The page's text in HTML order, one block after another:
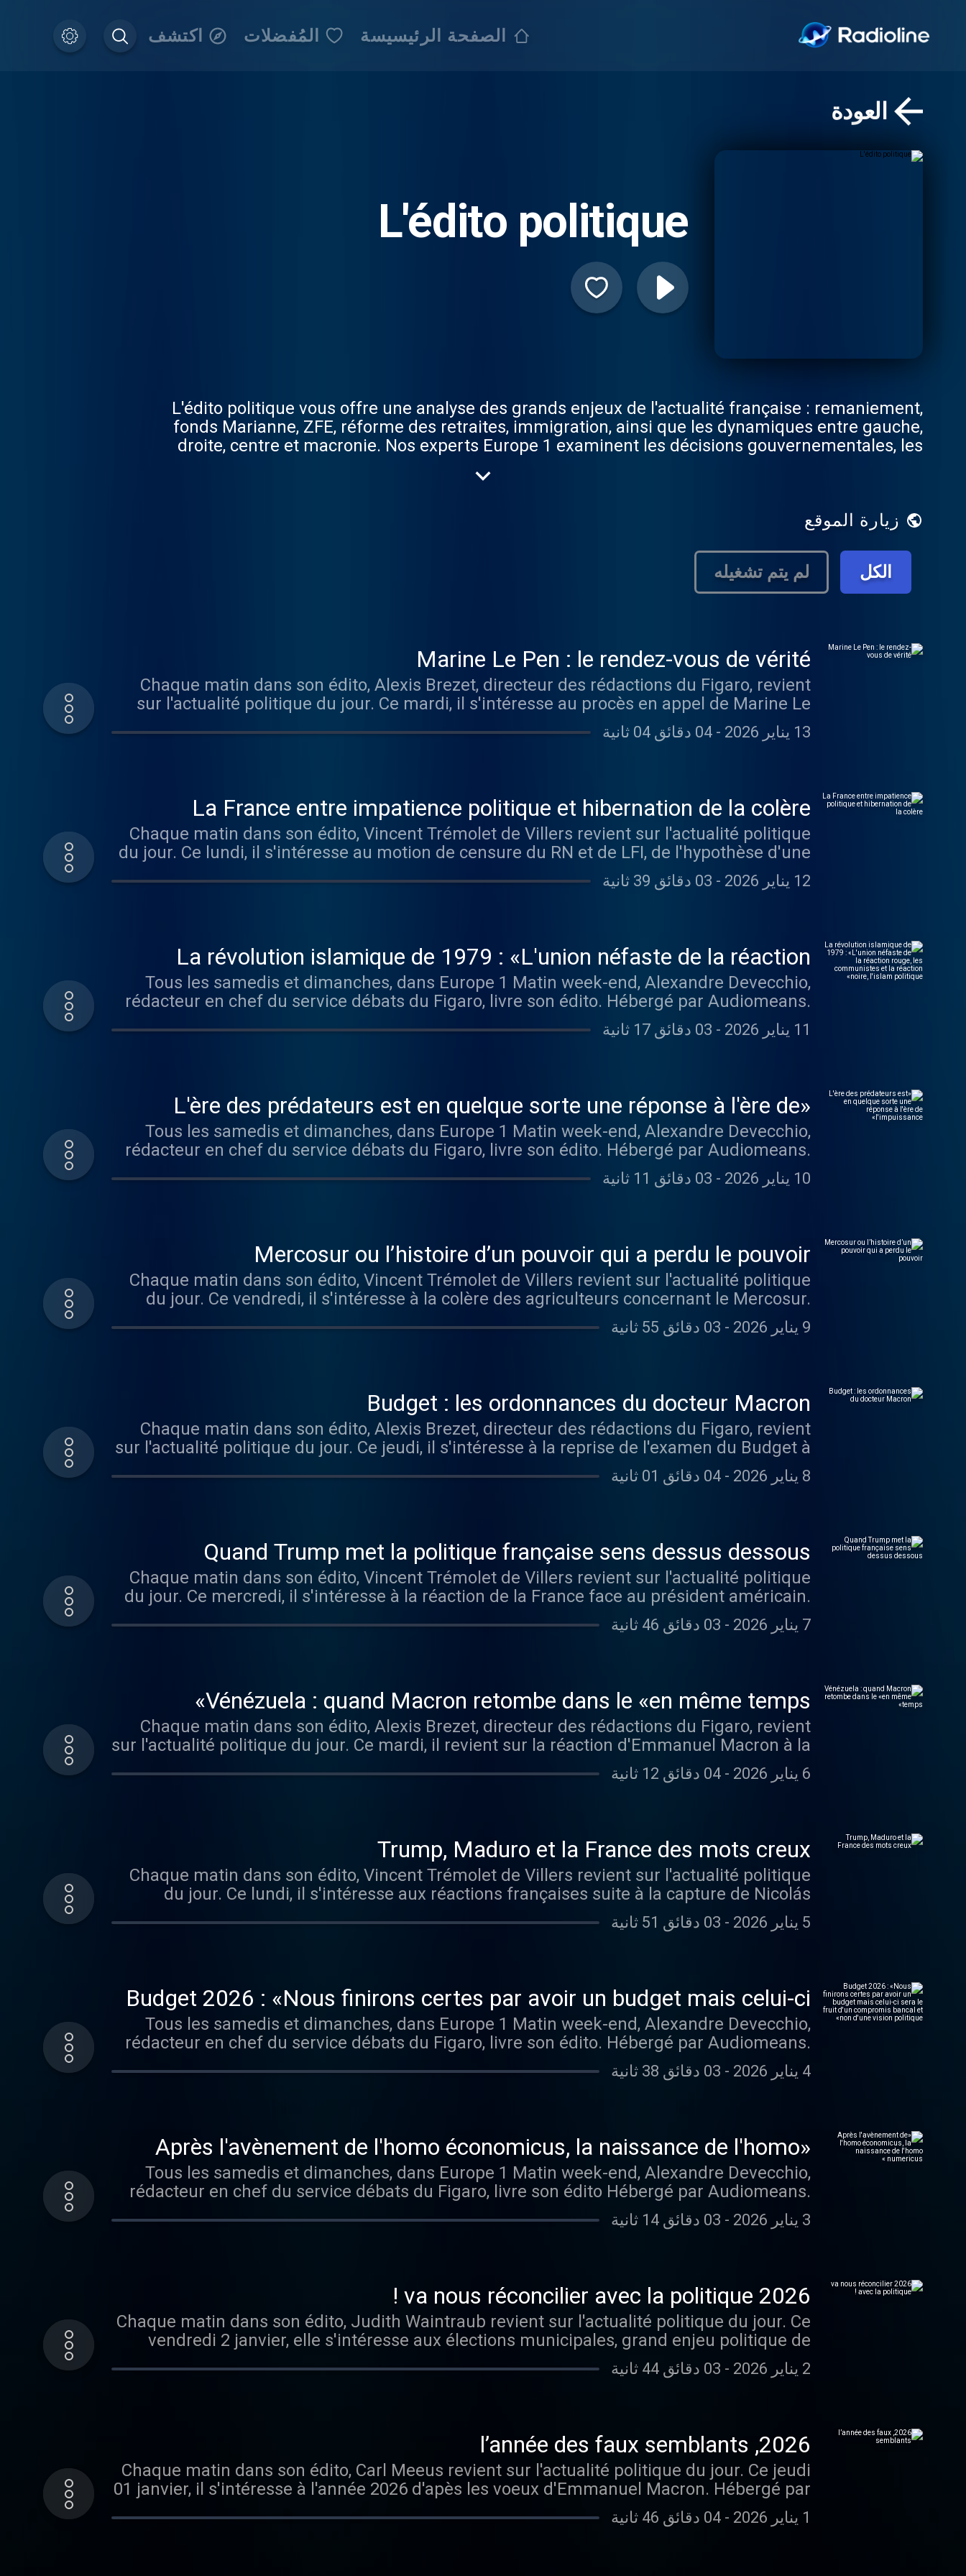
الصفحة الرئيسيسة المُفضلات اكتشف
العودة
L'édito politique
L'édito politique vous offre une analyse des grands enjeux de l'actualité française : remaniement,
fonds Marianne, ZFE, réforme des retraites, immigration, ainsi que les dynamiques entre gauche,
droite, centre et macronie. Nos experts Europe 1 examinent les décisions gouvernementales, les
fournissent des perspectives sur les sujets qui façonnent notre quotidien, avec des analyses sur des
زيارة الموقع
الكل لم يتم تشغيله
Marine Le Pen : le rendez-vous de vérité
Chaque matin dans son édito, Alexis Brezet, directeur des rédactions du Figaro, revient
sur l'actualité politique du jour. Ce mardi, il s'intéresse au procès en appel de Marine Le
Pen dans l'affaire des assistants parlementaires. En première instance, elle avait été
13 يناير 2026 - 04 دقائق 04 ثانية
La France entre impatience politique et hibernation de la colère
Chaque matin dans son édito, Vincent Trémolet de Villers revient sur l'actualité politique
du jour. Ce lundi, il s'intéresse au motion de censure du RN et de LFI, de l'hypothèse d'une
éventuelle dissolution et de la colère sociale qui monte comme celle des agriculteurs.
Hébergé par Audiomeans. Visitez audiomeans.fr/politique-de-confidentialite pour plus
12 يناير 2026 - 03 دقائق 39 ثانية
La révolution islamique de 1979 : «L'union néfaste de la réaction
rouge, les communistes et la réaction noire, l'islam politique»
Tous les samedis et dimanches, dans Europe 1 Matin week-end, Alexandre Devecchio,
rédacteur en chef du service débats du Figaro, livre son édito. Hébergé par Audiomeans.
Visitez audiomeans.fr/politique-de-confidentialite pour plus d'informations.
11 يناير 2026 - 03 دقائق 17 ثانية
«L'ère des prédateurs est en quelque sorte une réponse à l'ère de
l'impuissance»
Tous les samedis et dimanches, dans Europe 1 Matin week-end, Alexandre Devecchio,
rédacteur en chef du service débats du Figaro, livre son édito. Hébergé par Audiomeans.
Visitez audiomeans.fr/politique-de-confidentialite pour plus d'informations.
10 يناير 2026 - 03 دقائق 11 ثانية
Mercosur ou l’histoire d’un pouvoir qui a perdu le pouvoir
Chaque matin dans son édito, Vincent Trémolet de Villers revient sur l'actualité politique
du jour. Ce vendredi, il s'intéresse à la colère des agriculteurs concernant le Mercosur.
Hébergé par Audiomeans. Visitez audiomeans.fr/politique-de-confidentialite pour plus
d'informations.
9 يناير 2026 - 03 دقائق 55 ثانية
Budget : les ordonnances du docteur Macron
Chaque matin dans son édito, Alexis Brezet, directeur des rédactions du Figaro, revient
sur l'actualité politique du jour. Ce jeudi, il s'intéresse à la reprise de l'examen du Budget à
confidentialite pour plus d'informations.
8 يناير 2026 - 04 دقائق 01 ثانية
Quand Trump met la politique française sens dessus dessous
Chaque matin dans son édito, Vincent Trémolet de Villers revient sur l'actualité politique
du jour. Ce mercredi, il s'intéresse à la réaction de la France face au président américain.
Hébergé par Audiomeans. Visitez audiomeans.fr/politique-de-confidentialite pour plus
d'informations.7 يناير 2026 - 03 دقائق 46 ثانية
Vénézuela : quand Macron retombe dans le «en même temps»
Chaque matin dans son édito, Alexis Brezet, directeur des rédactions du Figaro, revient
sur l'actualité politique du jour. Ce mardi, il revient sur la réaction d'Emmanuel Macron à la
de-confidentialite pour plus d'informations.
6 يناير 2026 - 04 دقائق 12 ثانية
Trump, Maduro et la France des mots creux
Chaque matin dans son édito, Vincent Trémolet de Villers revient sur l'actualité politique
du jour. Ce lundi, il s'intéresse aux réactions françaises suite à la capture de Nicolás
confidentialite pour plus d'informations.
5 يناير 2026 - 03 دقائق 51 ثانية
Budget 2026 : «Nous finirons certes par avoir un budget mais celui-ci
sera le fruit d'un compromis bancal et non d'une vision politique»
Tous les samedis et dimanches, dans Europe 1 Matin week-end, Alexandre Devecchio,
rédacteur en chef du service débats du Figaro, livre son édito. Hébergé par Audiomeans.
Visitez audiomeans.fr/politique-de-confidentialite pour plus d'informations.
4 يناير 2026 - 03 دقائق 38 ثانية
«Après l'avènement de l'homo économicus, la naissance de l'homo
numericus »
Tous les samedis et dimanches, dans Europe 1 Matin week-end, Alexandre Devecchio,
rédacteur en chef du service débats du Figaro, livre son édito Hébergé par Audiomeans.
Visitez audiomeans.fr/politique-de-confidentialite pour plus d'informations.
3 يناير 2026 - 03 دقائق 14 ثانية
2026 va nous réconcilier avec la politique !
Chaque matin dans son édito, Judith Waintraub revient sur l'actualité politique du jour. Ce
vendredi 2 janvier, elle s'intéresse aux élections municipales, grand enjeu politique de
l'année 2026. Hébergé par Audiomeans. Visitez audiomeans.fr/politique-de-
confidentialite pour plus d'informations.
2 يناير 2026 - 03 دقائق 44 ثانية
2026, l’année des faux semblants
Chaque matin dans son édito, Carl Meeus revient sur l'actualité politique du jour. Ce jeudi
01 janvier, il s'intéresse à l'année 2026 d'apès les voeux d'Emmanuel Macron. Hébergé par
Audiomeans. Visitez audiomeans.fr/politique-de-confidentialite pour plus d'informations.
1 يناير 2026 - 04 دقائق 46 ثانية